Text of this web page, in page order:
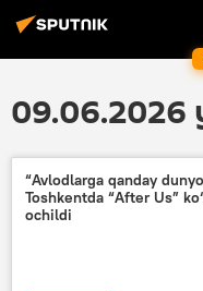
“Avlodlarga qanday
Toshkentda “After Us”
ochildi